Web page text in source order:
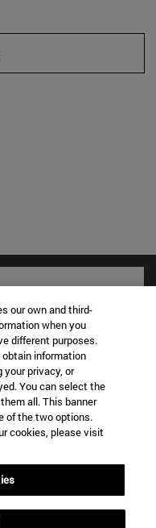
ventana)
our own and third-
when you
different purposes.
obtain information
privacy, or
You can select the
all. This banner
of the two options.
cookies, please visit